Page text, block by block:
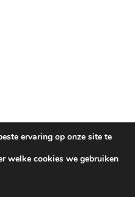
RECEPTEN.NL. Alle
Recipe | Ontwikkeld door
ervaring op onze site te
welke cookies we gebruiken